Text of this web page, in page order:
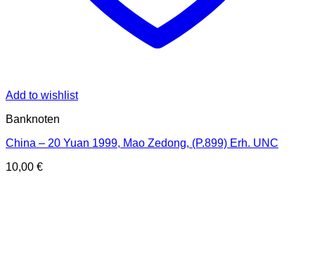
Add to wishlist
Banknoten
China – 20 Yuan 1999, Mao Zedong, (P.899) Erh. UNC
10,00 €